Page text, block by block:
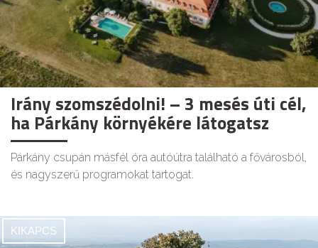
Irány szomszédolni! – 3 mesés úti cél,
ha Párkány környékére látogatsz
Párkány csupán másfél óra autóútra található a fővárosból,
és nagyszerű programokat tartogat.
KIKAPCS